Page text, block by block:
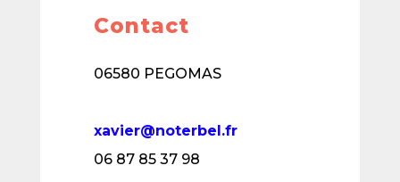
Contact
06580 PEGOMAS
xavier@noterbel.fr
06 87 85 37 98